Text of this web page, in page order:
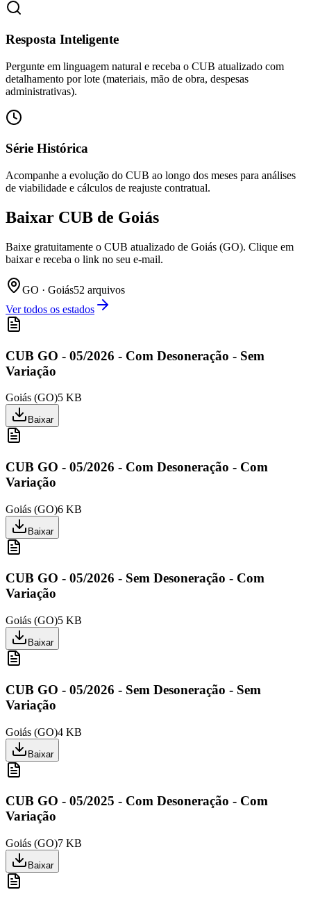
Resposta Inteligente
Pergunte em linguagem natural e receba o CUB atualizado com
detalhamento por lote (materiais, mão de obra, despesas
administrativas).
Série Histórica
Acompanhe a evolução do CUB ao longo dos meses para análises
de viabilidade e cálculos de reajuste contratual.
Baixar CUB de Goiás
Baixe gratuitamente o CUB atualizado de Goiás (GO). Clique em
baixar e receba o link no seu e-mail.
GO · Goiás52 arquivos
Ver todos os estados
CUB GO - 05/2026 - Com Desoneração - Sem
Variação
Goiás (GO)5 KB
Baixar
CUB GO - 05/2026 - Com Desoneração - Com
Variação
Goiás (GO)6 KB
Baixar
CUB GO - 05/2026 - Sem Desoneração - Com
Variação
Goiás (GO)5 KB
Baixar
CUB GO - 05/2026 - Sem Desoneração - Sem
Variação
Goiás (GO)4 KB
Baixar
CUB GO - 05/2025 - Com Desoneração - Com
Variação
Goiás (GO)7 KB
Baixar